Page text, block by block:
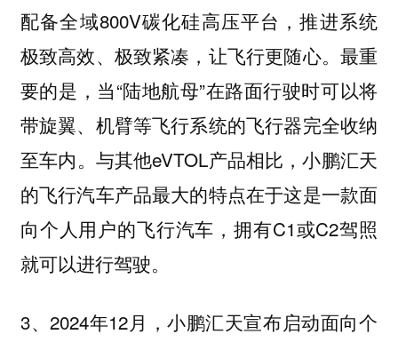
配备全域800V碳化硅高压平台，推进系统
极致高效、极致紧凑，让飞行更随心。最重
要的是，当“陆地航母”在路面行驶时可以将
带旋翼、机臂等飞行系统的飞行器完全收纳
至车内。与其他eVTOL产品相比，小鹏汇天
的飞行汽车产品最大的特点在于这是一款面
向个人用户的飞行汽车，拥有C1或C2驾照
就可以进行驾驶。
3、2024年12月，小鹏汇天宣布启动面向个